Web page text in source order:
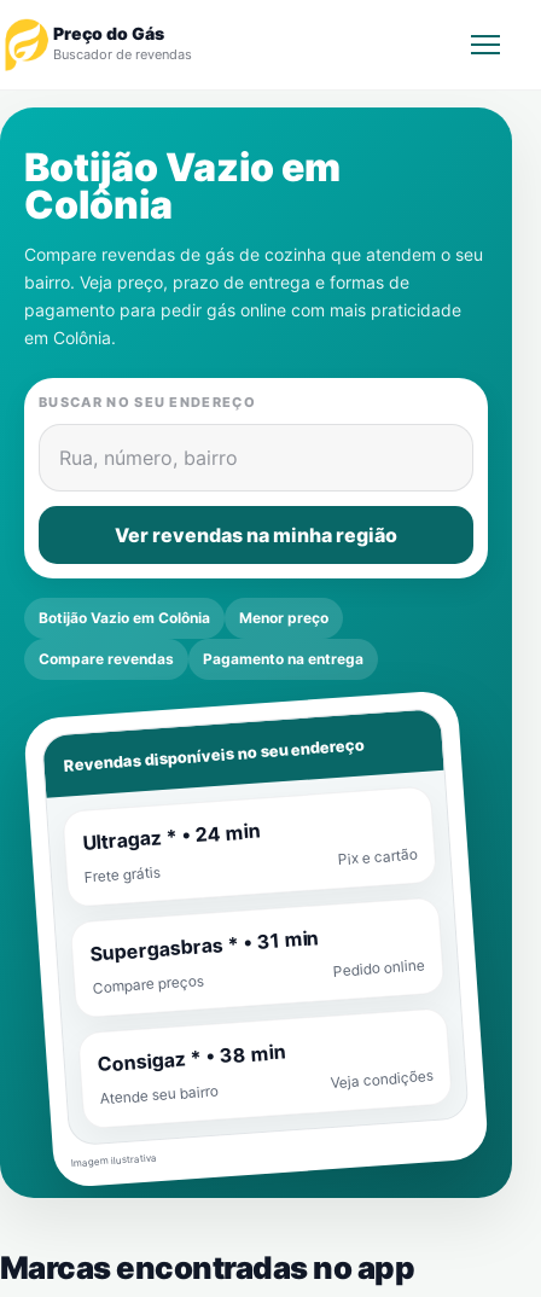
Preço do Gás
Buscador de revendas
Revendedor
Notícias
Cadastre-se
Gás
Contatos
Botijão Vazio em
Colônia
Compare revendas de gás de cozinha que atendem o seu
bairro. Veja preço, prazo de entrega e formas de
pagamento para pedir gás online com mais praticidade
em Colônia.
BUSCAR NO SEU ENDEREÇO
Rua, número, bairro
Ver revendas na minha região
Botijão Vazio em Colônia Menor preço
Compare revendas Pagamento na entrega
Revendas disponíveis no seu endereço
Ultragaz * • 24 min
Frete grátis
Pix e cartão
Supergasbras * • 31 min
Compare preços
Pedido online
Consigaz * • 38 min
Atende seu bairro
Veja condições
Imagem ilustrativa
Marcas encontradas no app